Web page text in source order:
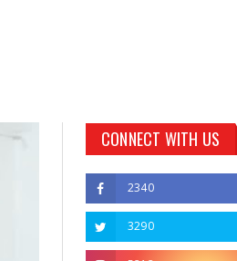
CONNECT WITH US
2340
3290